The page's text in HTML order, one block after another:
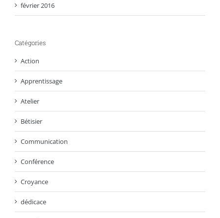
février 2016
Catégories
Action
Apprentissage
Atelier
Bétisier
Communication
Conférence
Croyance
dédicace